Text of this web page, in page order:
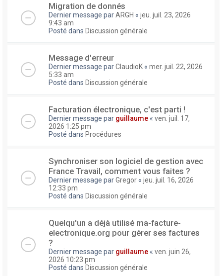
Migration de donnés
Dernier message parARGH « jeu. juil. 23, 2026
9:43 am
Posté dans Discussion générale
Message d'erreur
Dernier message parClaudioK « mer. juil. 22, 2026
5:33 am
Posté dans Discussion générale
Facturation électronique, c'est parti !
Dernier message par guillaume « ven. juil. 17,
2026 1:25 pm
Posté dans Procédures
Synchroniser son logiciel de gestion avec
France Travail, comment vous faites ?
Dernier message parGregor « jeu. juil. 16, 2026
12:33 pm
Posté dans Discussion générale
Quelqu'un a déjà utilisé ma-facture-
electronique.org pour gérer ses factures
?
Dernier message par guillaume « ven. juin 26,
2026 10:23 pm
Posté dans Discussion générale